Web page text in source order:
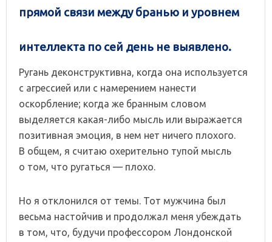
прямой связи между бранью и уровнем
интеллекта по сей день не выявлено.
Ругань деконструктивна, когда она используется
с агрессией или с намерением нанести
оскорбление; когда же бранным словом
выделяется какая-либо мысль или выражается
позитивная эмоция, в нем нет ничего плохого.
В общем, я считаю охерительно тупой мысль
о том, что ругаться — плохо.
Но я отклонился от темы. Тот мужчина был
весьма настойчив и продолжал меня убеждать
в том, что, будучи профессором Лондонской